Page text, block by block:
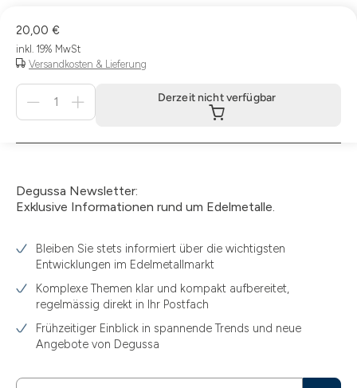
20,00 €
inkl. 19% MwSt
Versandkosten & Lieferung
Derzeit
verfügbar
Derzeit nicht verfügbar
Degussa Newsletter:
Exklusive Informationen rund um Edelmetalle.
Bleiben Sie stets informiert über die wichtigsten
Entwicklungen im Edelmetallmarkt
Komplexe Themen klar und kompakt aufbereitet,
regelmässig direkt in Ihr Postfach
Frühzeitiger Einblick in spannende Trends und neue
Angebote von Degussa